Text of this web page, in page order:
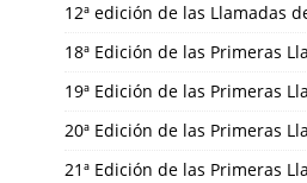
12ª edición de las Llamadas
18ª Edición de las Primeras
19ª Edición de las Primeras
20ª Edición de las Primeras
21ª Edición de las Primeras